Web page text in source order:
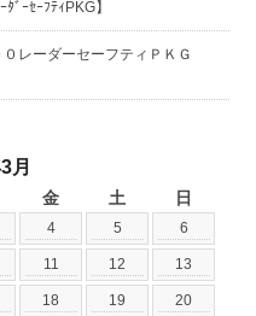
ﾞｰｾｰﾌﾃｨPKG】
０レーダーセーフティＰＫＧ
月
金 土 日
4 5 6
11 12 13
18 19 20